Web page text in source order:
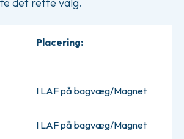
det rette valg.
Placering:
I LAF på bagvæg/Magnet
I LAF på bagvæg/Magnet